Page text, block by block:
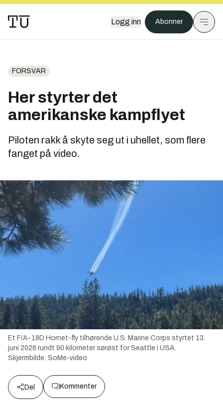
Logg inn Abonner
FORSVAR
Her styrter det
amerikanske kampflyet
Piloten rakk å skyte seg ut i uhellet, som flere
fanget på video.
Et F/A-18D Hornet-fly tilhørende U.S. Marine Corps styrtet 13.
juni 2026 rundt 90 kilometer sørøst for Seattle i USA.
Skjermbilde: SoMe-video
Del Kommenter